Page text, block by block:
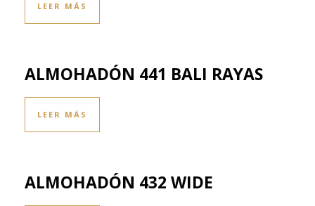
LEER MÁS
ALMOHADÓN 441 BALI RAYAS
LEER MÁS
ALMOHADÓN 432 WIDE